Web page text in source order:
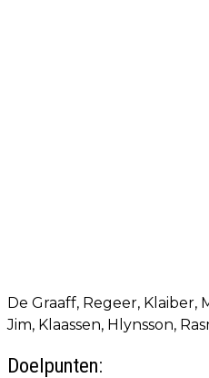
De Graaff, Regeer, Klaiber,
Jim, Klaassen, Hlynsson,
Doelpunten: